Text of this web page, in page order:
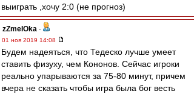
выиграть ,хочу 2:0 (не прогноз)
zZmeIOka -
01 ноя 2019 14:08
Будем надеяться, что Тедеско лучше умеет
ставить физуху, чем Кононов. Сейчас игроки
реально упарываются за 75-80 минут, причем
вчера не сказать чтобы игра была бог весть